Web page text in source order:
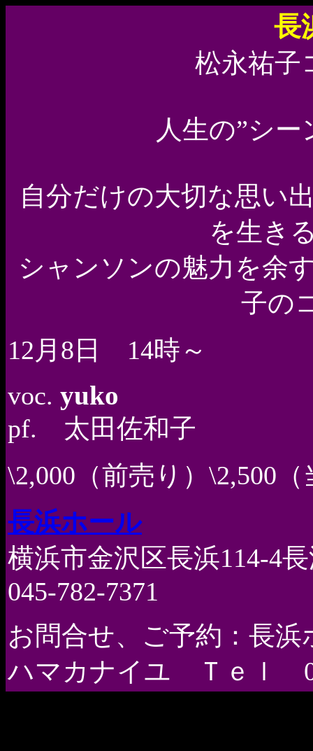
長
松永祐子
人生の”シ
自分だけの大切な思い
を生き
シャンソンの魅力を余
子の
12月8日 14時～
voc. yuko
pf. 太田佐和子
\2,000（前売り）\2,500（
長浜ホール
横浜市金沢区長浜114-4
045-782-7371
お問合せ、ご予約：長浜
ハマカナイユ Ｔｅｌ